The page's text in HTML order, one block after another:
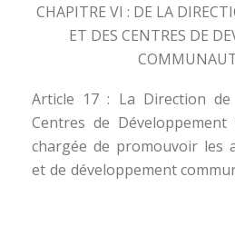
CHAPITRE VI : DE LA
ET DES CENTRES DE
Article 17 : La Direction
Centres de
chargée de promouvoir les
et de développement